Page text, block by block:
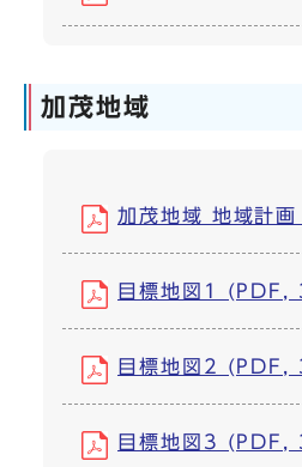
加茂地域
加茂地域 地域計
目標地図1
目標地図2
目標地図3